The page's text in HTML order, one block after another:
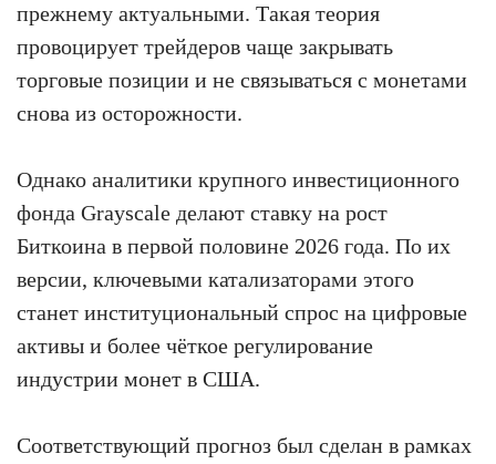
прежнему актуальными. Такая теория
провоцирует трейдеров чаще закрывать
торговые позиции и не связываться с монетами
снова из осторожности.
Однако аналитики крупного инвестиционного
фонда Grayscale делают ставку на рост
Биткоина в первой половине 2026 года. По их
версии, ключевыми катализаторами этого
станет институциональный спрос на цифровые
активы и более чёткое регулирование
индустрии монет в США.
Соответствующий прогноз был сделан в рамках